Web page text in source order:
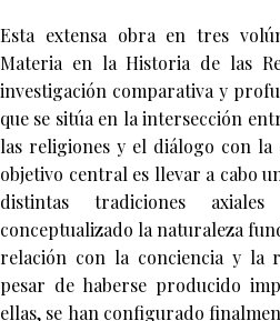
Esta extensa obra en tres
Materia en la Historia de las
investigación comparativa y
que se sitúa en la intersección
las religiones y el diálogo con la
objetivo central es llevar a cabo
distintas tradiciones
conceptualizado la naturaleza
relación con la conciencia y la
pesar de haberse producido
ellas, se han configurado